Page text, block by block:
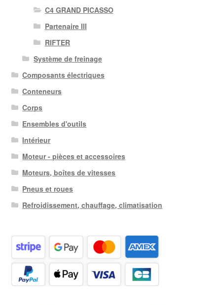
C4 GRAND PICASSO
Partenaire III
RIFTER
Système de freinage
Composants électriques
Conteneurs
Corps
Ensembles d'outils
Intérieur
Moteur - pièces et accessoires
Moteurs, boîtes de vitesses
Pneus et roues
Refroidissement, chauffage, climatisation